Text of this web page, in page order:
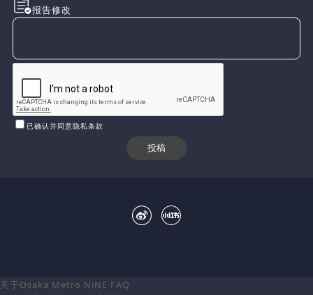
报告修改
已确认并同意隐私条款
关于Osaka Metro NiNE FAQ